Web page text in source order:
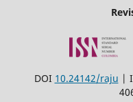
DOI 10.24142/raju |